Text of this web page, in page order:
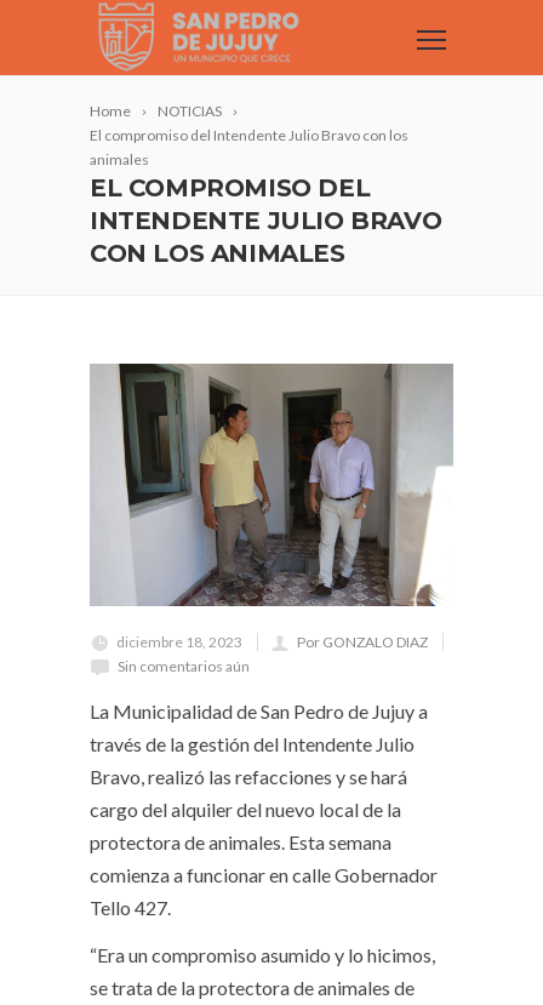
Home
NOTICIAS
El compromiso del Intendente Julio Bravo con los
animales
EL COMPROMISO DEL
INTENDENTE JULIO BRAVO
CON LOS ANIMALES
diciembre 18, 2023
Por GONZALO DIAZ
Sin comentarios aún
La Municipalidad de San Pedro de Jujuy a
través de la gestión del Intendente Julio
Bravo, realizó las refacciones y se hará
cargo del alquiler del nuevo local de la
protectora de animales. Esta semana
comienza a funcionar en calle Gobernador
Tello 427.
“Era un compromiso asumido y lo hicimos,
se trata de la protectora de animales de